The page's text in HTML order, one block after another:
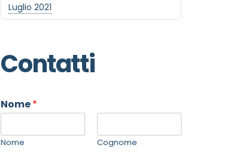
Luglio 2021
Contatti
Nome*
Nome Cognome